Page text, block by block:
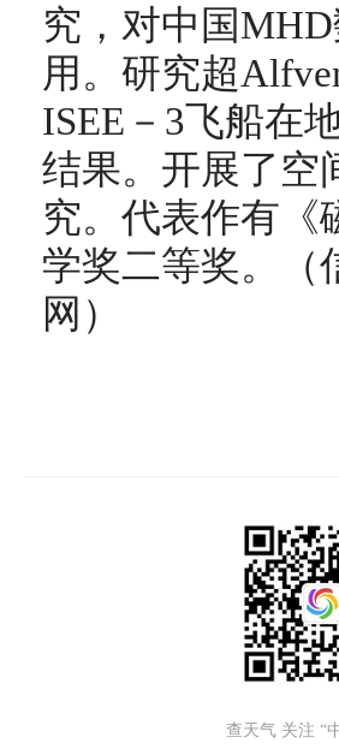
究，对中国
用。研究超
ISEE－3飞船在
结果。开展了空
究。代表作有《
学奖二等奖。（
网）
查天气 关注 “